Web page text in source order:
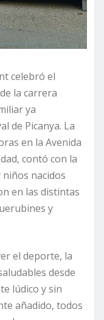
celebró el
la carrera
ya
de Picanya. La
en la Avenida
contó con la
niños nacidos
en las distintas
y
el deporte, la
desde
lúdico y sin
añadido, todos